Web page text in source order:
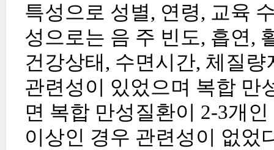
특성으로 성별, 연령, 교육
성으로는 음 주 빈도, 흡연,
건강상태, 수면시간, 체질
관련성이 있었으며 복합 만
면 복합 만성질환이 2-3개
이상인 경우 관련성이 없었